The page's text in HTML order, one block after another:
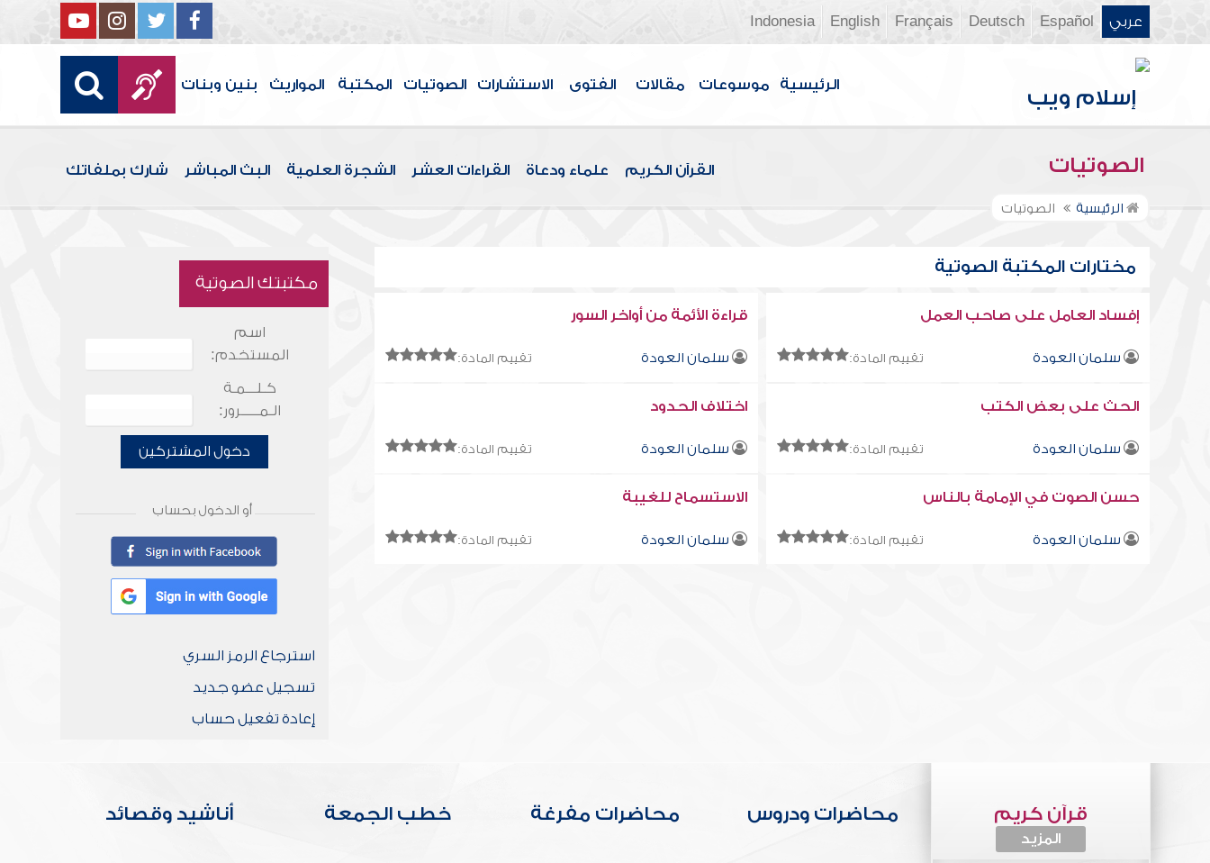
عربي Español
Deutsch
Français
English
Indonesia
الرئيسية موسوعات مقالات الفتوى الاستشارات الصوتيات المكتبة المواريث بنين وبنات
الصوتيات القرآن الكريم علماء ودعاة القراءات العشر الشجرة العلمية البث المباشر شارك بملفاتك
الرئيسية الصوتيات
مختارات المكتبة الصوتية
إفساد العامل على صاحب العمل
سلمان العودة تقييم المادة:
قراءة الأئمة من أواخر السور
سلمان العودة تقييم المادة:
الحث على بعض الكتب
سلمان العودة تقييم المادة:
اختلاف الحدود
سلمان العودة تقييم المادة:
حسن الصوت في الإمامة بالناس
سلمان العودة تقييم المادة:
الاستسماح للغيبة
سلمان العودة تقييم المادة:
مكتبتك الصوتية
اسم
المستخدم:
كـلـــمـة
الـمـــــرور:
دخول المشتركين
أو الدخول بحساب
استرجاع الرمز السري
تسجيل عضو جديد
إعادة تفعيل حساب
قرآن كريم
المزيد
محاضرات ودروس محاضرات مفرغة خطب الجمعة أناشيد وقصائد